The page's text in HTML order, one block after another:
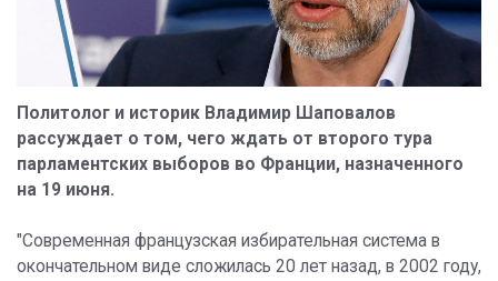
Политолог и историк Владимир Шаповалов
рассуждает о том, чего ждать от второго тура
парламентских выборов во Франции, назначенного
на 19 июня.
"Современная французская избирательная система в
окончательном виде сложилась 20 лет назад, в 2002 году,